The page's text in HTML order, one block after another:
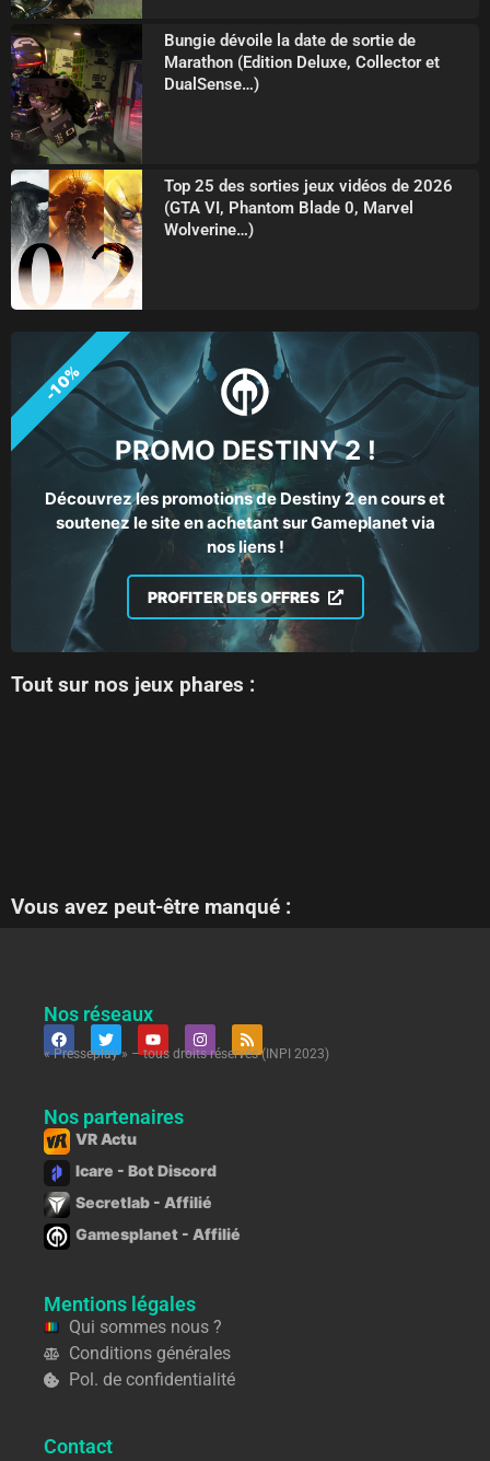
Bungie dévoile la date de sortie de
Marathon (Edition Deluxe, Collector et
DualSense…)
Top 25 des sorties jeux vidéos de 2026
(GTA VI, Phantom Blade 0, Marvel
Wolverine…)
PROMO DESTINY 2 !
Découvrez les promotions de Destiny 2 en cours et
soutenez le site en achetant sur Gameplanet via
nos liens !
PROFITER DES OFFRES
-10%
Tout sur nos jeux phares :
Vous avez peut-être manqué :
Nos réseaux
« Presseplay » – tous droits réservés (INPI 2023)
Nos partenaires
VR Actu
Icare - Bot Discord
Secretlab - Affilié
Gamesplanet - Affilié
Mentions légales
Qui sommes nous ?
Conditions générales
Pol. de confidentialité
Contact